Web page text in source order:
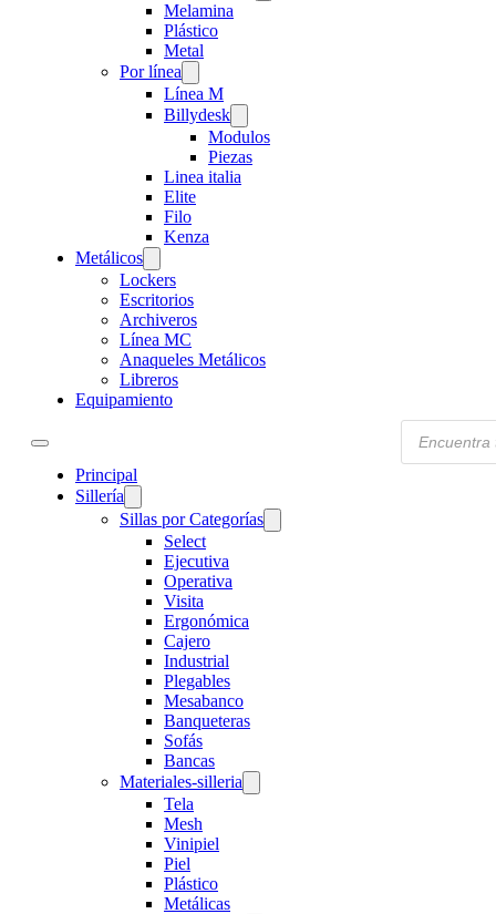
Melamina
Plástico
Metal
Por línea
Línea M
Billydesk
Modulos
Piezas
Linea italia
Elite
Filo
Kenza
Metálicos
Lockers
Escritorios
Archiveros
Línea MC
Anaqueles Metálicos
Libreros
Equipamiento
Principal
Sillería
Sillas por Categorías
Select
Ejecutiva
Operativa
Visita
Ergonómica
Cajero
Industrial
Plegables
Mesabanco
Banqueteras
Sofás
Bancas
Materiales-silleria
Tela
Mesh
Vinipiel
Piel
Plástico
Metálicas
Products
search